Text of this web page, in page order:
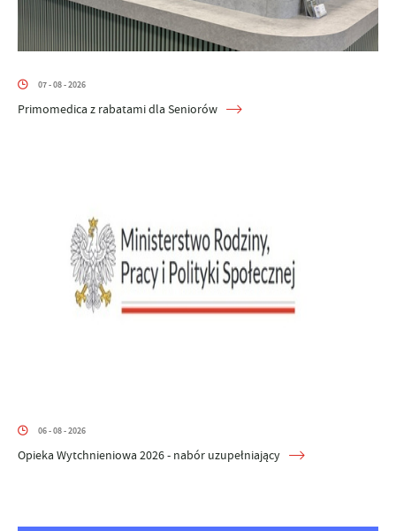
07 - 08 - 2026
Primomedica z rabatami dla Seniorów
06 - 08 - 2026
Opieka Wytchnieniowa 2026 - nabór uzupełniający